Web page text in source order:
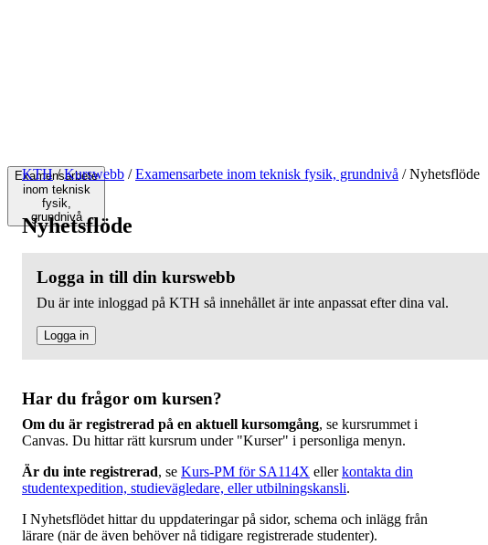
Examensarbete
inom teknisk
fysik,
grundnivå
KTH / Kurswebb / Examensarbete inom teknisk fysik, grundnivå /Nyhetsflöde
Nyhetsflöde
Logga in till din kurswebb
Du är inte inloggad på KTH så innehållet är inte anpassat efter dina val.
Logga in
Har du frågor om kursen?
Om du är registrerad på en aktuell kursomgång, se kursrummet i
Canvas. Du hittar rätt kursrum under "Kurser" i personliga menyn.
Är du inte registrerad, se Kurs-PM för SA114X ellerkontakta din
studentexpedition, studievägledare, eller utbilningskansli.
I Nyhetsflödet hittar du uppdateringar på sidor, schema och inlägg från
lärare (när de även behöver nå tidigare registrerade studenter).